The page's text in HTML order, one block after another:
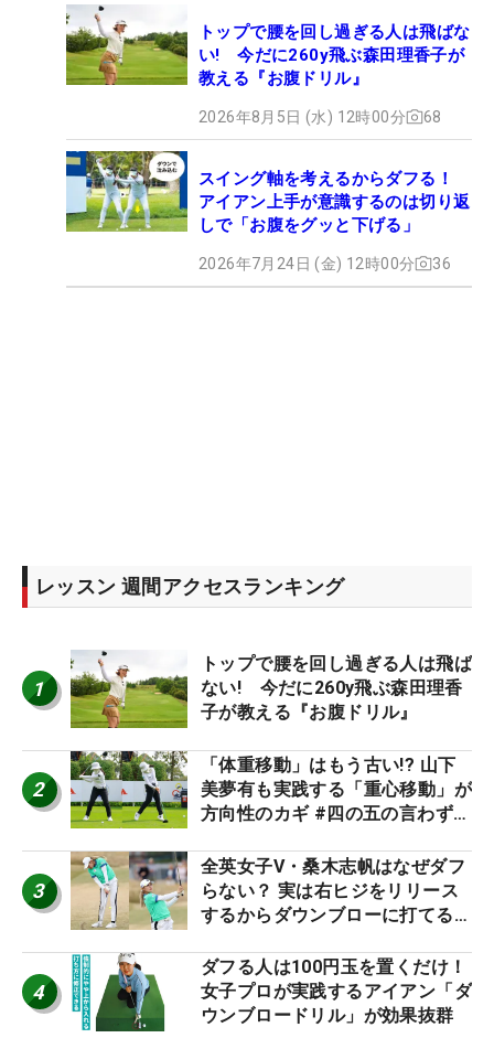
トップで腰を回し過ぎる人は飛ばな
い! 今だに260y飛ぶ森田理香子が
教える『お腹ドリル』
2026年8月5日 (水) 12時00分 68
スイング軸を考えるからダフる！
アイアン上手が意識するのは切り返
しで「お腹をグッと下げる」
2026年7月24日 (金) 12時00分 36
レッスン 週間アクセスランキング
1
トップで腰を回し過ぎる人は飛ば
ない! 今だに260y飛ぶ森田理香
子が教える『お腹ドリル』
2
「体重移動」はもう古い!? 山下
美夢有も実践する「重心移動」が
方向性のカギ #四の五の言わず振
3
全英女子V・桑木志帆はなぜダフ
らない？ 実は右ヒジをリリース
するからダウンブローに打てる #
4
ダフる人は100円玉を置くだけ！
女子プロが実践するアイアン「ダ
ウンブロードリル」が効果抜群